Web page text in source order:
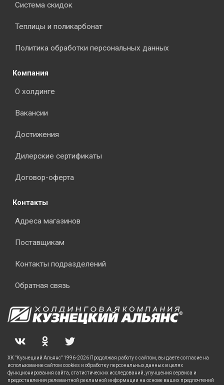
Система скидок
Теплицы и поликарбонат
Политика обработки персональных данных
Компания
О холдинге
Вакансии
Достижения
Дилерские сертификаты
Договор-оферта
Контакты
Адреса магазинов
Поставщикам
Контакты подразделений
Обратная связь
ХК "Кузнецкий Альянс" 1996-2026 Продолжая работу с сайтом, вы даете согласие на
использование сайтом cookies и обработку персональных данных в целях
функционирования сайта, статистических исследований, улучшения сервиса и
предоставления релевантной рекламной информации на основе ваших предпочтений